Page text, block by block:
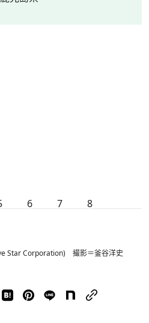
6 7 8
Star Corporation) 撮影＝釜谷洋史